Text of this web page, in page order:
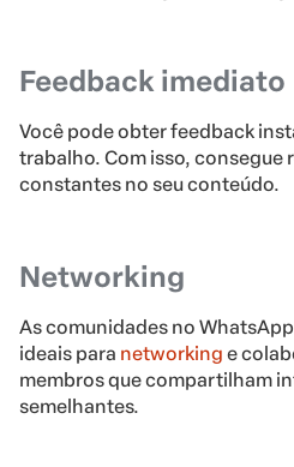
Feedback imediato
Você pode obter feedback
trabalho. Com isso, consegue
constantes no seu conteúdo.
Networking
As comunidades no
ideais para networking e
membros que compartilham
semelhantes.